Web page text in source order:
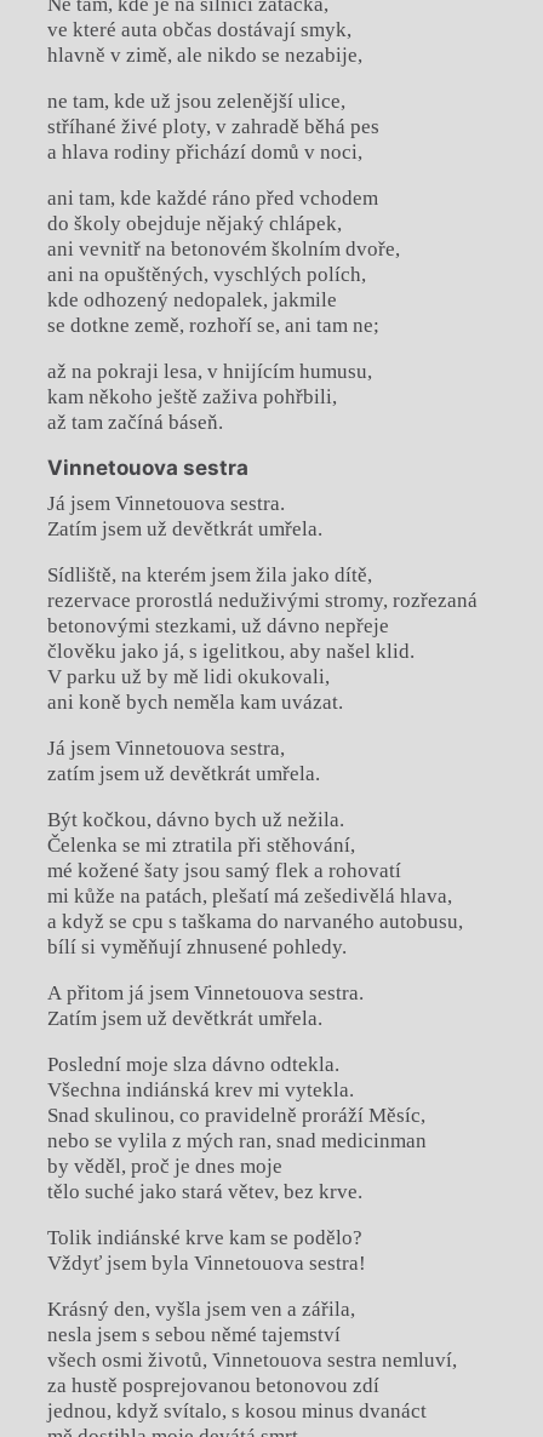
ve které auta občas dostávají smyk,
hlavně v zimě, ale nikdo se nezabije,
ne tam, kde už jsou zelenější ulice,
stříhané živé ploty, v zahradě běhá pes
a hlava rodiny přichází domů v noci,
ani tam, kde každé ráno před vchodem
do školy obejduje nějaký chlápek,
ani vevnitř na betonovém školním dvoře,
ani na opuštěných, vyschlých polích,
kde odhozený nedopalek, jakmile
se dotkne země, rozhoří se, ani tam ne;
až na pokraji lesa, v hnijícím humusu,
kam někoho ještě zaživa pohřbili,
až tam začíná báseň.
Vinnetouova sestra
Já jsem Vinnetouova sestra.
Zatím jsem už devětkrát umřela.
Sídliště, na kterém jsem žila jako dítě,
rezervace prorostlá neduživými stromy, rozřezaná
betonovými stezkami, už dávno nepřeje
člověku jako já, s igelitkou, aby našel klid.
V parku už by mě lidi okukovali,
ani koně bych neměla kam uvázat.
Já jsem Vinnetouova sestra,
zatím jsem už devětkrát umřela.
Být kočkou, dávno bych už nežila.
Čelenka se mi ztratila při stěhování,
mé kožené šaty jsou samý flek a rohovatí
mi kůže na patách, plešatí má zešedivělá hlava,
a když se cpu s taškama do narvaného autobusu,
bílí si vyměňují zhnusené pohledy.
A přitom já jsem Vinnetouova sestra.
Zatím jsem už devětkrát umřela.
Poslední moje slza dávno odtekla.
Všechna indiánská krev mi vytekla.
Snad skulinou, co pravidelně proráží Měsíc,
nebo se vylila z mých ran, snad medicinman
by věděl, proč je dnes moje
tělo suché jako stará větev, bez krve.
Tolik indiánské krve kam se podělo?
Vždyť jsem byla Vinnetouova sestra!
Krásný den, vyšla jsem ven a zářila,
nesla jsem s sebou němé tajemství
všech osmi životů, Vinnetouova sestra nemluví,
za hustě posprejovanou betonovou zdí
jednou, když svítalo, s kosou minus dvanáct